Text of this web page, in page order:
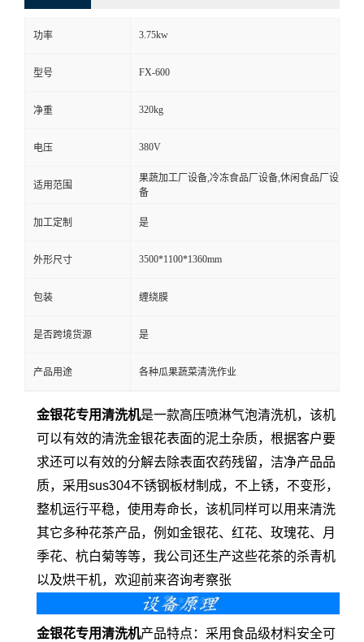
功率 3.75kw
型号 FX-600
净重 320kg
电压 380V
适用范围
果蔬加工厂设备,冷冻食品厂设备,休闲食品厂设
备
加工定制 是
外形尺寸 3500*1100*1360mm
包装 缠绕膜
是否跨境货源 是
产品用途 各种瓜果蔬菜清洗作业
金银花专用清洗机是一款高压喷淋气泡清洗机，该机
可以有效的清洗金银花表面的泥土杂质，根据客户要
求还可以有效的分解去除表面农药残留，洁净产品品
质，采用sus304不锈钢板材制成，不上锈，不变形，
整机运行平稳，使用寿命长，该机同样可以用来清洗
其它多种花茶产品，例如金银花、红花、玫瑰花、月
季花、杭白菊等等，我公司还生产这些花茶的杀青机
以及烘干机，欢迎前来咨询考察张
金银花专用清洗机产品特点：采用食品级材料安全可